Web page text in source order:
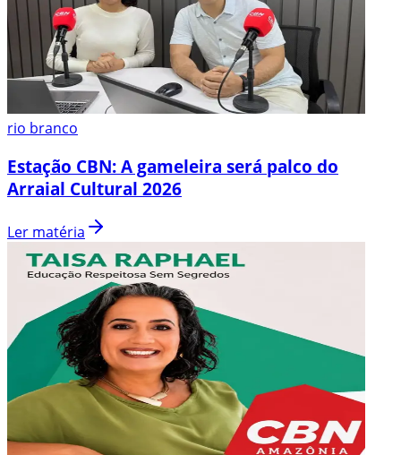
rio branco
Estação CBN: A gameleira será palco do
Arraial Cultural 2026
Ler matéria